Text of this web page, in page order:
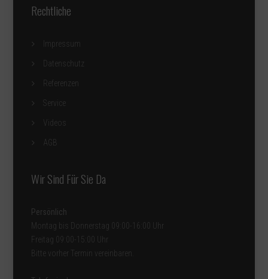
Rechtliche
Impressum
Datenschutz
Referenzen
Service
Videos
AGB
Wir Sind Für Sie Da
Persönlich
Montag bis Donnerstag 09:00-16:00 Uhr
Freitag 09:00-15:00 Uhr
Bitte vorher Termin vereinbaren